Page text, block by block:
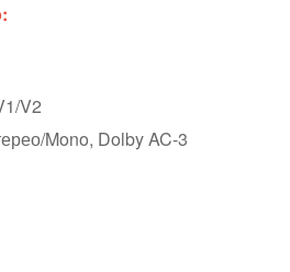
V2
Mono, Dolby AC-3